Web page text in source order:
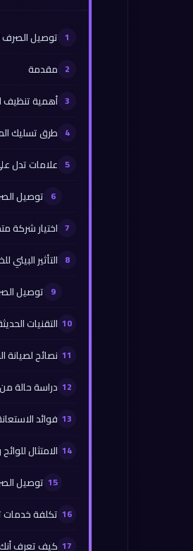
توصيل الصرف
مقدمة
أهمية تنظيف
طرق تسليك
علامات تدل
توصيل الصرف
اختيار شركة
التأثير
توصيل الصرف
التقنيات
نصائح لصيانة
دراسة حالة
فوائد
الامتثال
توصيل الصرف
تكلفة خدمات
كيف تعرف